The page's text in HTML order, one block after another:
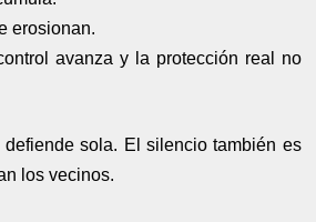
erosionan.
avanza y la protección real no
defiende sola. El silencio también es
los vecinos.